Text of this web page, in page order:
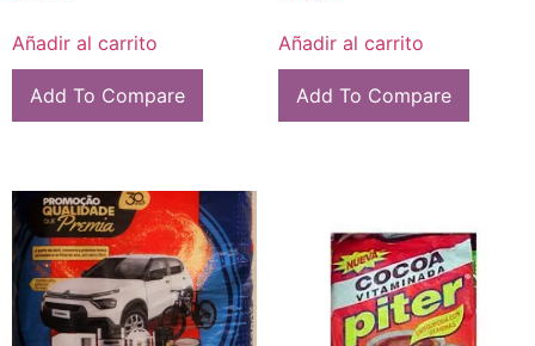
Añadir al carrito
Add To Compare
Añadir al carrito
Add To Compare